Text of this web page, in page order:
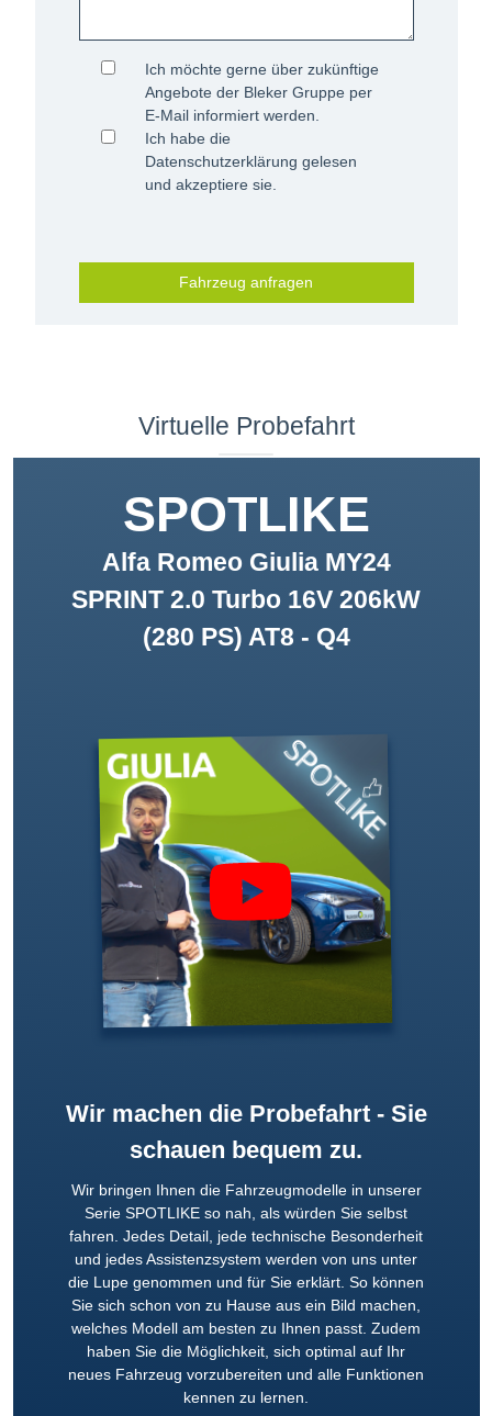
Ich möchte gerne über zukünftige
Angebote der Bleker Gruppe per
E-Mail informiert werden.
Ich habe die
Datenschutzerklärung gelesen
und akzeptiere sie.
Fahrzeug anfragen
Virtuelle Probefahrt
SPOTLIKE
Alfa Romeo Giulia MY24
SPRINT 2.0 Turbo 16V 206kW
(280 PS) AT8 - Q4
Wir machen die Probefahrt - Sie
schauen bequem zu.
Wir bringen Ihnen die Fahrzeugmodelle in unserer
Serie SPOTLIKE so nah, als würden Sie selbst
fahren. Jedes Detail, jede technische Besonderheit
und jedes Assistenzsystem werden von uns unter
die Lupe genommen und für Sie erklärt. So können
Sie sich schon von zu Hause aus ein Bild machen,
welches Modell am besten zu Ihnen passt. Zudem
haben Sie die Möglichkeit, sich optimal auf Ihr
neues Fahrzeug vorzubereiten und alle Funktionen
kennen zu lernen.